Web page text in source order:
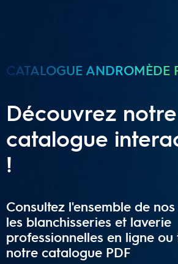
CATALOGUE ANDROMÈDE
Découvrez notre
catalogue
!
Consultez l'ensemble de
les blanchisseries et laverie
professionnelles en ligne
notre catalogue PDF